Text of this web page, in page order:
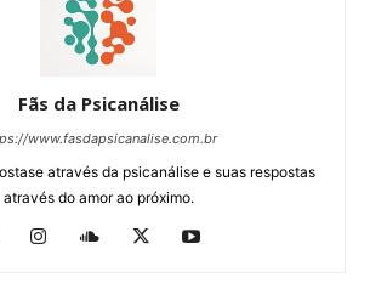
Fãs da Psicanálise
www.fasdapsicanalise.com.br
através da psicanálise e suas respostas
através do amor ao próximo.